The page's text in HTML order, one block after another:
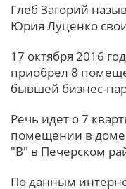
Глеб Загорий
Юрия Луценко
17 октября 2016
приобрел 8
бывшей бизнес-
Речь идет о 7
помещении в доме
"В" в Печерском
По данным